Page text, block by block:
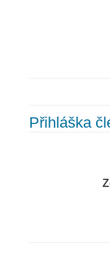
Přihláška